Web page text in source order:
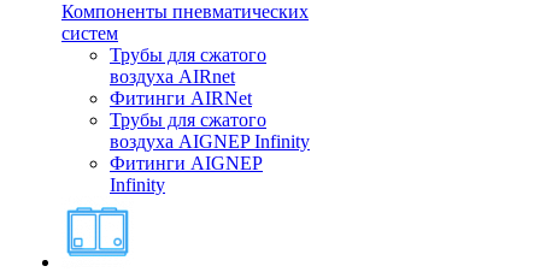
Компоненты пневматических
систем
Трубы для сжатого
воздуха AIRnet
Фитинги AIRNet
Трубы для сжатого
воздуха AIGNEP Infinity
Фитинги AIGNEP
Infinity